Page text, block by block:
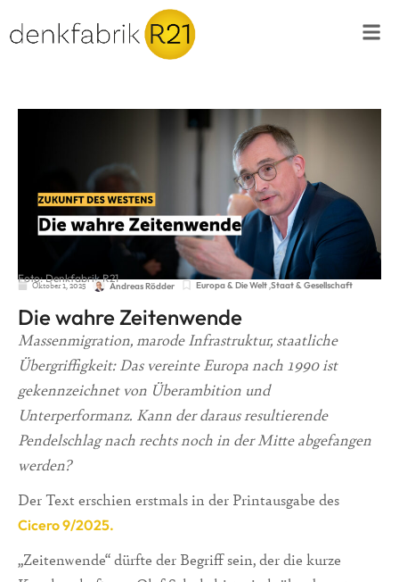
Foto: Denkfabrik R21
Oktober 1, 2025 Andreas Rödder Europa & Die Welt,Staat & Gesellschaft
Die wahre Zeitenwende
Massenmigration, marode Infrastruktur, staatliche
Übergriffigkeit: Das vereinte Europa nach 1990 ist
gekennzeichnet von Überambition und
Unterperformanz. Kann der daraus resultierende
Pendelschlag nach rechts noch in der Mitte abgefangen
werden?
Der Text erschien erstmals in der Printausgabe des
Cicero 9/2025.
„Zeitenwende“ dürfte der Begriff sein, der die kurze